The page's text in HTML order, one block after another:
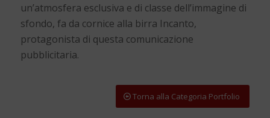
un’atmosfera esclusiva e di classe dell’immagine di
sfondo, fa da cornice alla birra Incanto,
protagonista di questa comunicazione
pubblicitaria.
Torna alla Categoria Portfolio